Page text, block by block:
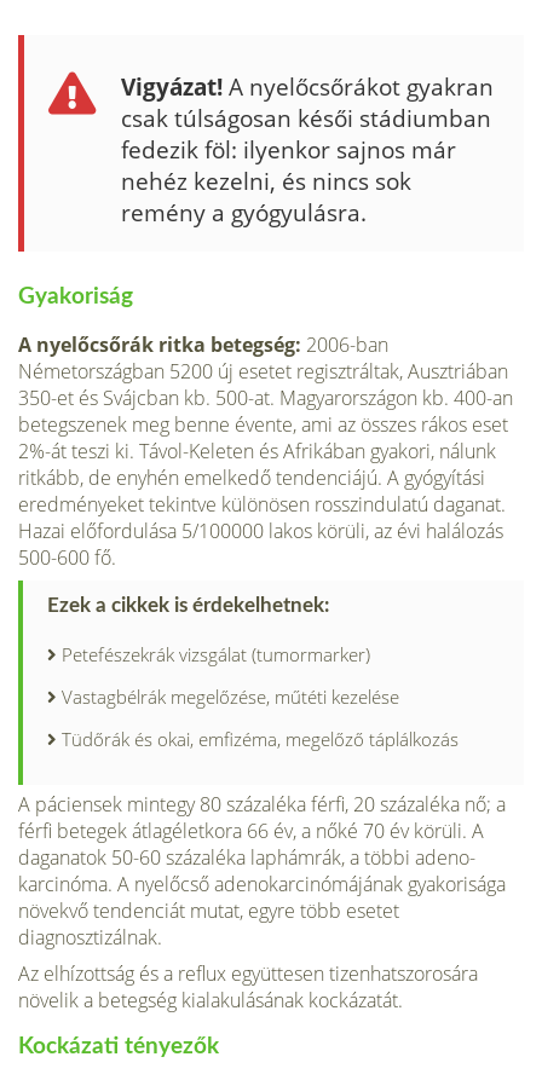
Vigyázat!A nyelőcsőrákot gyakran
csak túlságosan késői stádiumban
fedezik föl: ilyenkor sajnos már
nehéz kezelni, és nincs sok
remény a gyógyulásra.
Gyakoriság
A nyelőcsőrák ritka betegség: 2006-ban
Németországban 5200 új esetet regisztráltak, Ausztriában
350-et és Svájcban kb. 500-at. Magyarországon kb. 400-an
betegszenek meg benne évente, ami az összes rákos eset
2%-át teszi ki. Távol-Keleten és Afrikában gyakori, nálunk
ritkább, de eny­hén emelkedő tendenciájú. A gyógyítási
eredményeket tekintve különö­sen rosszindulatú daganat.
Hazai előfordulása 5/100000 lakos körüli, az évi halálozás
500-600 fő.
Ezek a cikkek is érdekelhetnek:
Petefészekrák vizsgálat (tumormarker)
Vastagbélrák megelőzése, műtéti kezelése
Tüdőrák és okai, emfizéma, megelőző táplálkozás
A páciensek mintegy 80 százaléka férfi, 20 százaléka nő; a
férfi betegek átlagéletkora 66 év, a nőké 70 év körüli. A
daganatok 50-60 százaléka laphámrák, a többi adeno-
karcinóma. A nyelőcső adenokarcinómájának gyakorisága
növekvő tendenciát mutat, egyre több esetet
diagnosztizálnak.
Az elhízottság és a reflux együttesen tizenhatszorosára
növelik a betegség kialakulásának kockázatát.
Kockázati tényezők